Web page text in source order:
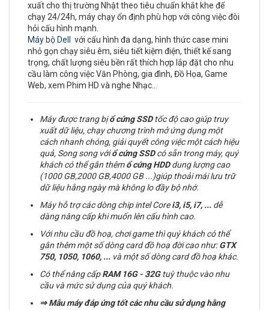
xuất cho thị trường Nhật theo tiêu chuẩn khắt khe để
chạy 24/24h, máy chạy ổn định phù hợp với công việc đòi
hỏi cấu hình mạnh.
Máy bộ Dell
với cấu hình đa dạng, hình thức case mini
nhỏ gọn chạy siêu êm, siêu tiết kiệm điện, thiết kế sang
trọng, chất lượng siêu bền rất thích hợp lắp đặt cho nhu
cầu làm công việc Văn Phòng, gia đình, Đồ Họa, Game
Web, xem Phim HD và nghe Nhạc…
Máy được trang bịổ cứng SSDtốc độ cao giúp truy
xuất dữ liệu, chạy chương trình mở ứng dụng một
cách nhanh chóng, giải quyết công việc một cách hiệu
quả, Song song vớiổ cứng SSDcó sẵn trong máy, quý
khách có thể gắn thêmổ cứng HDDdung lượng cao
(1000 GB,2000 GB,4000 GB ...)giúp thoải mái lưu trữ
dữ liệu hằng ngày mà không lo đầy bộ nhớ.
Máy hỗ trợ các dòng chip intel Corei3, i5, i7, ... dễ
dàng nâng cấp khi muốn lên cấu hình cao.
Với nhu cầu đồ hoạ, chơi game thì quý khách có thể
gắn thêm một số dòng card đồ hoạ đời cao như:GTX
750, 1050, 1060, ... và một số dòng card đồ hoạ khác.
Có thể nâng cấpRAM 16G - 32Gtuỳ thuộc vào nhu
cầu và mức sử dụng của quý khách.
⇒Mẫu máy đáp ứng tốt các nhu cầu sử dụng hằng